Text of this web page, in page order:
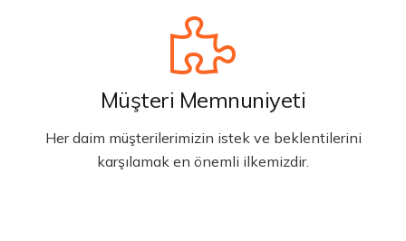
Müşteri Memnuniyeti
Her daim müşterilerimizin istek ve beklentilerini
karşılamak en önemli ilkemizdir.